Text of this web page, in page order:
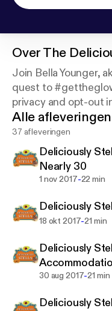
OverThe
Join Bella Younger,
quest to
privacy and opt-out
Alle afleveringen
37 afleveringen
Deliciously
Nearly 30
1 nov 2017-22 min
Deliciously
18 okt 2017-21 min
Deliciously
30 aug 2017-21 min
Deliciously